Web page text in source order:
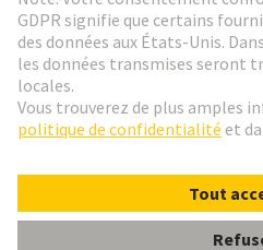
France Français
© HARTING Technology Group